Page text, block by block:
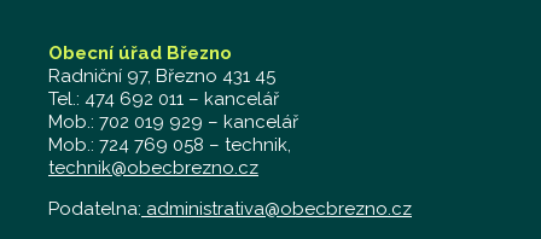
Obecní úřad Březno
Radniční 97, Březno 431 45
Tel.: 474 692 011 – kancelář
Mob.: 702 019 929 – kancelář
Mob.: 724 769 058 – technik,
technik@obecbrezno.cz
Podatelna: administrativa@obecbrezno.cz